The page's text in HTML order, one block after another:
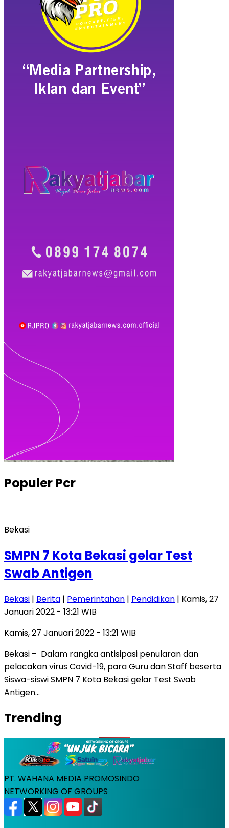
PopulerPcr
Bekasi
SMPN 7 Kota Bekasi gelar Test
Swab Antigen
Bekasi | Berita | Pemerintahan | Pendidikan | Kamis, 27
Januari 2022 - 13:21 WIB
Kamis, 27 Januari 2022 - 13:21 WIB
Bekasi – Dalam rangka antisipasi penularan dan
pelacakan virus Covid-19, para Guru dan Staff beserta
Siswa-siswi SMPN 7 Kota Bekasi gelar Test Swab
Antigen…
Trending
PT. WAHANA MEDIA PROMOSINDO
NETWORKING OF GROUPS